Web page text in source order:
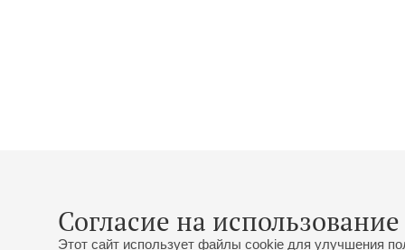
Согласие на
Этот сайт использует файлы cookie для улучшения